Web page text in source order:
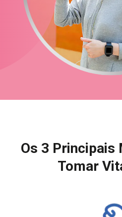
com Mais de 50 Anos
Como a Vitamina E
Minha Saúde?
Mais Precisa Agora
Estratégias Para
Cérebro
Como Manter Seus
Os 3 Principais
Tomar